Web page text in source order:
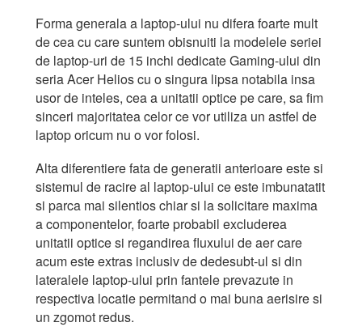
Forma generala a laptop-ului nu difera foarte mult
de cea cu care suntem obisnuiti la modelele seriei
de laptop-uri de 15 inchi dedicate Gaming-ului din
seria Acer Helios cu o singura lipsa notabila insa
usor de inteles, cea a unitatii optice pe care, sa fim
sinceri majoritatea celor ce vor utiliza un astfel de
laptop oricum nu o vor folosi.
Alta diferentiere fata de generatii anterioare este si
sistemul de racire al laptop-ului ce este imbunatatit
si parca mai silentios chiar si la solicitare maxima
a componentelor, foarte probabil excluderea
unitatii optice si regandirea fluxului de aer care
acum este extras inclusiv de dedesubt-ul si din
lateralele laptop-ului prin fantele prevazute in
respectiva locatie permitand o mai buna aerisire si
un zgomot redus.